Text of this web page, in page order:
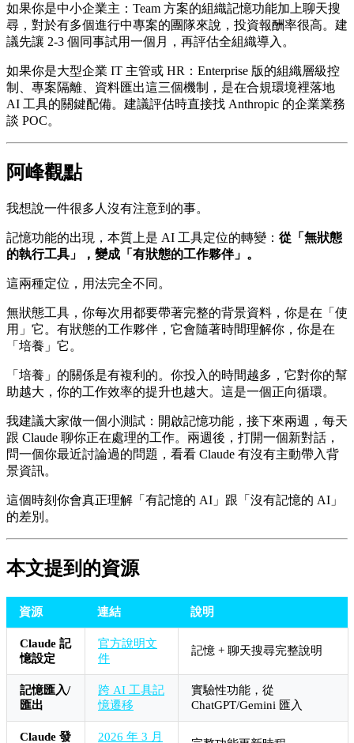
如果你是中小企業主：Team 方案的組織記憶功能加上聊天搜
尋，對於有多個進行中專案的團隊來說，投資報酬率很高。建
議先讓 2-3 個同事試用一個月，再評估全組織導入。
如果你是大型企業 IT 主管或 HR：Enterprise 版的組織層級控
制、專案隔離、資料匯出這三個機制，是在合規環境裡落地
AI 工具的關鍵配備。建議評估時直接找 Anthropic 的企業業務
談 POC。
阿峰觀點
我想說一件很多人沒有注意到的事。
記憶功能的出現，本質上是 AI 工具定位的轉變： 從「無狀態
的執行工具」，變成「有狀態的工作夥伴」。
這兩種定位，用法完全不同。
無狀態工具，你每次用都要帶著完整的背景資料，你是在「使
用」它。有狀態的工作夥伴，它會隨著時間理解你，你是在
「培養」它。
「培養」的關係是有複利的。你投入的時間越多，它對你的幫
助越大，你的工作效率的提升也越大。這是一個正向循環。
我建議大家做一個小測試：開啟記憶功能，接下來兩週，每天
跟 Claude 聊你正在處理的工作。兩週後，打開一個新對話，
問一個你最近討論過的問題，看看 Claude 有沒有主動帶入背
景資訊。
這個時刻你會真正理解「有記憶的 AI」跟「沒有記憶的 AI」
的差別。
本文提到的資源
資源 連結 說明
Claude 記
憶設定
官方說明文
件
記憶 + 聊天搜尋完整說明
記憶匯入/
匯出
跨 AI 工具記
憶遷移
實驗性功能，從
ChatGPT/Gemini 匯入
Claude 發
2026 年 3 月